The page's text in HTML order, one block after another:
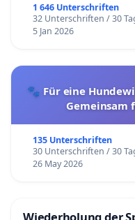
1 646 Unterschriften
32 Unterschriften / 30
5 Jan 2026
🐾 Für eine
Gemeinsam
135 Unterschriften
30 Unterschriften / 30
26 May 2026
Wiederholung der